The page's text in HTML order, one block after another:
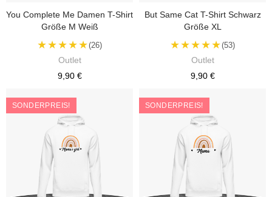
You Complete Me Damen T-Shirt
Größe M Weiß
★★★★★(26)
Outlet
9,90 €
But Same Cat T-Shirt Schwarz
Größe XL
★★★★★(53)
Outlet
9,90 €
SONDERPREIS! SONDERPREIS!